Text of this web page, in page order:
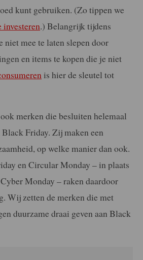
kunt gebruiken. (Zo tippen we
.) Belangrijk tijdens
mee te laten slepen door
en items te kopen die je niet
is hier de sleutel tot
merken die besluiten helemaal
Friday. Zij maken een
op welke manier dan ook.
en Circular Monday – in plaats
Monday – raken daardoor
Wij zetten de merken die met
duurzame draai geven aan Black